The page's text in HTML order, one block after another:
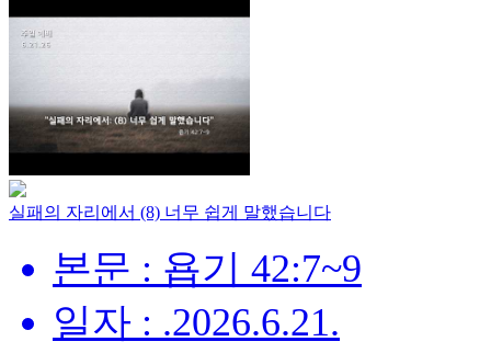
실패의 자리에서 (8) 너무 쉽게 말했습니다
본문 : 욥기 42:7~9
일자 : .2026.6.21.